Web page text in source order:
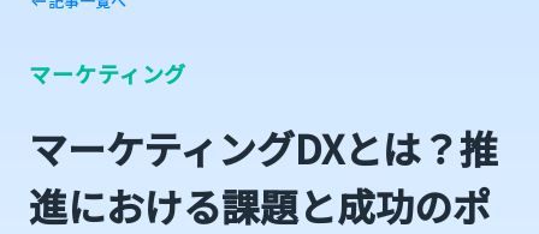
マーケティング
マーケティングDXとは？推
進における課題と成功のポ